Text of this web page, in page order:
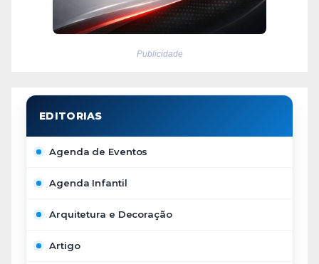
Publicidade
Agenda de Eventos
Agenda Infantil
Arquitetura e Decoração
Artigo